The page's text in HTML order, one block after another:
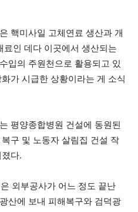
핵미사일 고체연료 생산과 개
인 데다 이곳에서 생산되는
입의 주원천으로 활용되고 있
가 시급한 상황이라는 게 소식
평양종합병원 건설에 동원된
구 및 노동자 살림집 건설 작
다.
외부공사가 어느 정도 끝난
산에 보내 피해복구와 검덕광